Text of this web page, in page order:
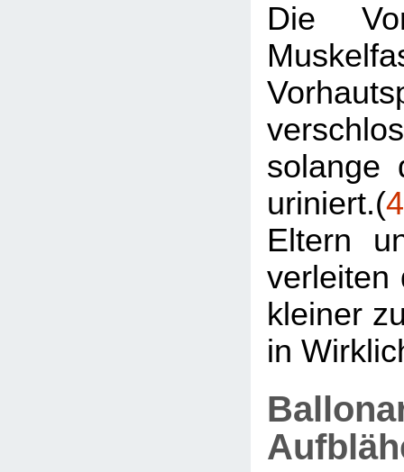
Die
solange
uriniert.(4
Eltern
verleiten
kleiner
in